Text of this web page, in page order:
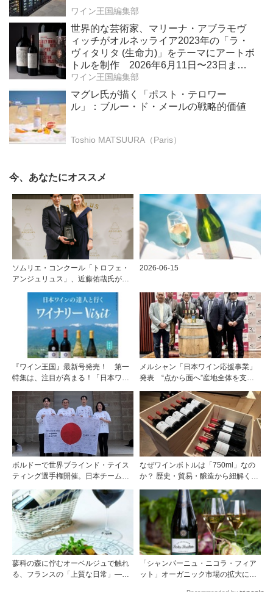
ワイン王国編集部
世界的な芸術家、マリーナ・アブラモヴ
ィッチがオルネッライア2023年の「ラ・
ヴィタリタ (生命力)」をテーマにアートボ
トルを制作 2026年6月11日〜23日ま
で、ボナムス主催のオンラインオークシ
ョンで販売 収益金の全額をソロモン・
R・グッゲンハイム財団を通じてアート作
品修復を支援
ワイン王国編集部
マグレ氏が描く「ポスト・テロワー
ル」：ブルー・ド・メールの戦略的価値
Toshio MATSUURA（Paris）
今、あなたにオススメ
ソムリエ・コンクール「トロフェ・
アンジュリュス」、近藤佑哉氏が優
2026-06-15
『ワイン王国』最新号発売！ 第一
特集は、注目が高まる！「日本ワイ
メルシャン「日本ワイン応援事業」
発表 “点から面へ”産地全体を支え
ボルドーで世界ブラインド・テイス
ティング選手権開催。日本チームが4
なぜワインボトルは「750ml」なの
か？ 歴史・貿易・醸造から紐解く4
蓼科の森に佇むオーベルジュで触れ
る、フランスの「上質な日常」――
「シャンパーニュ・ニコラ・フィア
ット」オーガニック市場の拡大に対